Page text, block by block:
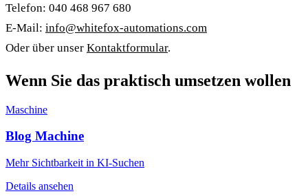
Telefon: 040 468 967 680
E-Mail: info@whitefox-automations.com
Oder über unser Kontaktformular.
Wenn Sie das praktisch umsetzen wollen
Maschine
Blog Machine
Mehr Sichtbarkeit in KI-Suchen
Details ansehen